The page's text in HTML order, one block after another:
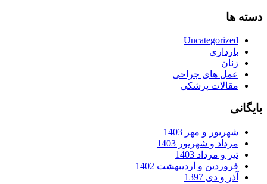
دسته ها
Uncategorized
بارداری
زنان
عمل های جراحی
مقالات پزشکی
بایگانی
شهریور و مهر 1403
مرداد و شهریور 1403
تیر و مرداد 1403
فروردین و اردیبهشت 1402
آذر و دی 1397